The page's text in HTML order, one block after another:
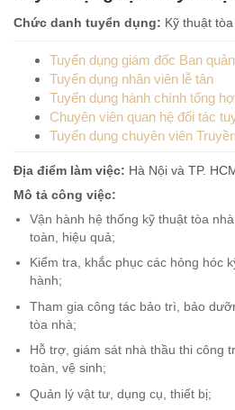
Chức danh tuyển dụng: Kỹ thuật
Tuyển dụng giám đốc Ban
Tuyển dụng nhân viên lễ tân
Tuyển dụng hành chính tổng
Chuyên viên quan hệ đối tác
Tuyển dụng chuyên viên
Địa điểm làm việc: Hà Nội và TP.
Mô tả công việc:
Vận hành hệ thống kỹ thuật tòa
toàn, hiệu quả;
Kiểm tra, khắc phục các hỏng hóc
hành;
Tham gia công tác bảo trì, bảo
tòa nhà;
Hỗ trợ, giám sát nhà thầu thi công
toàn, vệ sinh;
Quản lý vật tư, dụng cụ, thiết bị;